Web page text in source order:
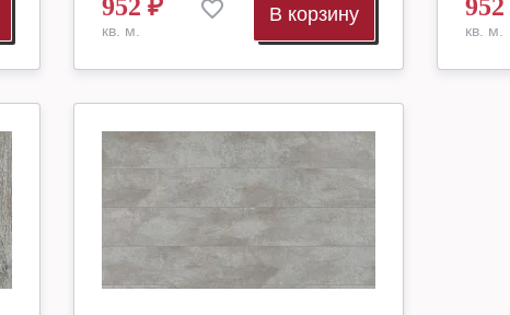
952 ₽
кв. м.
В корзину 952
кв. м.